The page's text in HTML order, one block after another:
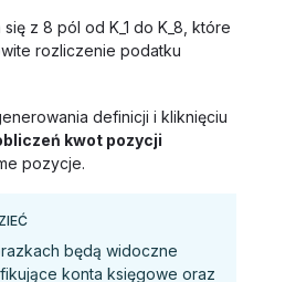
się z 8 pól od K_1 do K_8, które
rozliczenie podatku
definicji i kliknięciu
kwot pozycji
pozycje.
będą widoczne
konta księgowe oraz